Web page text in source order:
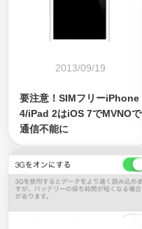
2013/09/19
要注意！SIMフリーiPhone
4/iPad 2はiOS 7でMVNOで
通信不能に